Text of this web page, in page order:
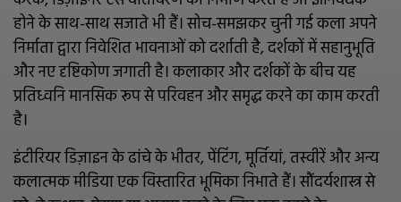
होने के साथ-साथ सजाते भी हैं। सोच-समझकर चुनी गई कला अपने
निर्माता द्वारा निवेशित भावनाओं को दर्शाती है, दर्शकों में सहानुभूति
और नए दृष्टिकोण जगाती है। कलाकार और दर्शकों के बीच यह
प्रतिध्वनि मानसिक रूप से परिवहन और समृद्ध करने का काम करती
है।
इंटीरियर डिज़ाइन के ढांचे के भीतर, पेंटिंग, मूर्तियां, तस्वीरें और अन्य
कलात्मक मीडिया एक विस्तारित भूमिका निभाते हैं। सौंदर्यशास्त्र से